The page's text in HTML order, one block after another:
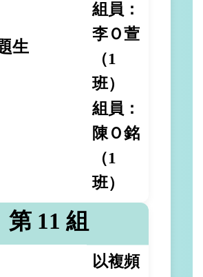
生
組員：
李Ｏ萱
（1
班）
組員：
陳Ｏ銘
（1
班）
第 11 組
以複頻